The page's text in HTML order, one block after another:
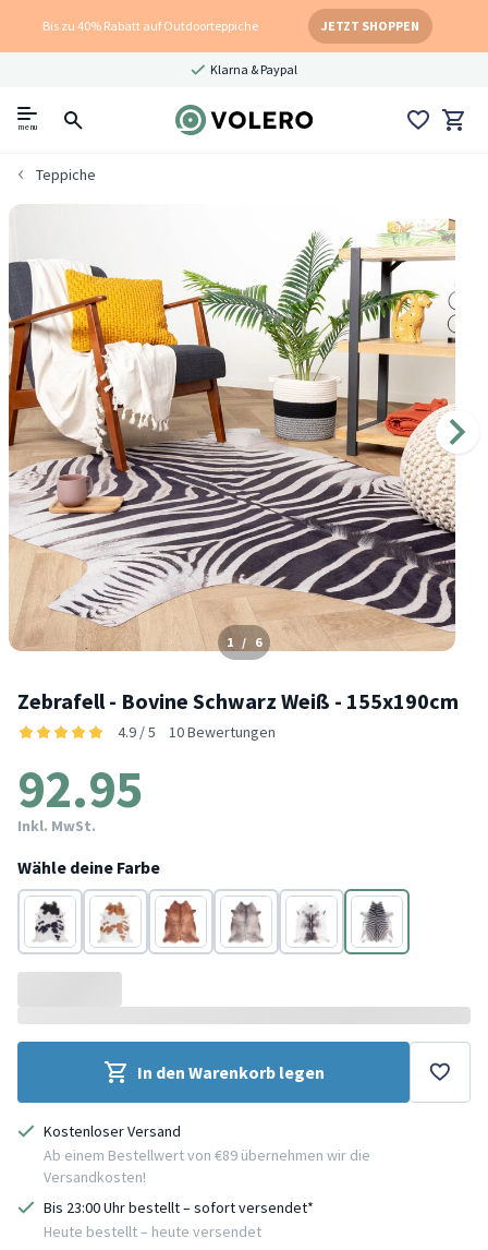
Bis zu 40% Rabatt auf Outdoorteppiche JETZT SHOPPEN
Klarna & Paypal
menu
Teppiche
1 / 6
Zebrafell - Bovine Schwarz Weiß - 155x190cm
4.9 / 5 10 Bewertungen
92.95
Inkl. MwSt.
Wähle deine Farbe
Schwarz/weiß
Braun Braun Grau Braun Schwarz/weiß
In den Warenkorb legen
Kostenloser Versand
Ab einem Bestellwert von €89 übernehmen wir die
Versandkosten!
Bis 23:00 Uhr bestellt – sofort versendet*
Heute bestellt – heute versendet